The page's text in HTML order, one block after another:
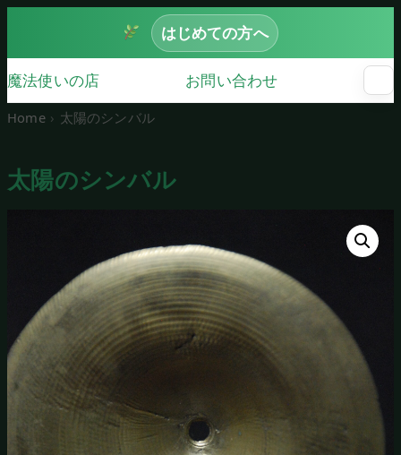
はじめての方へ
魔法使いの店 お問い合わせ
メ
Home 太陽のシンバル
太陽のシンバル